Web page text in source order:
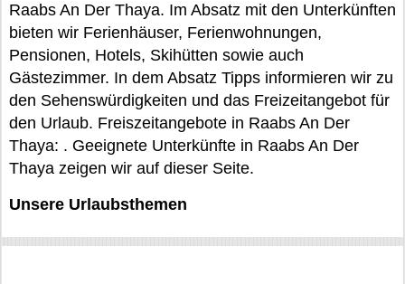
Raabs An Der Thaya. Im Absatz mit den Unterkünften
bieten wir Ferienhäuser, Ferienwohnungen,
Pensionen, Hotels, Skihütten sowie auch
Gästezimmer. In dem Absatz Tipps informieren wir zu
den Sehenswürdigkeiten und das Freizeitangebot für
den Urlaub. Freiszeitangebote in Raabs An Der
Thaya: . Geeignete Unterkünfte in Raabs An Der
Thaya zeigen wir auf dieser Seite.
Unsere Urlaubsthemen